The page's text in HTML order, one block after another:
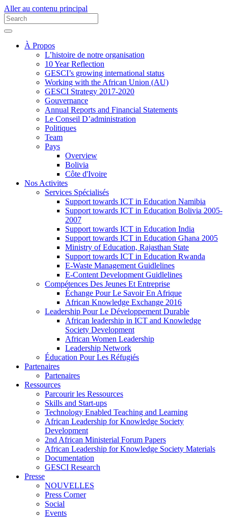
Aller au contenu principal
À Propos
L’histoire de notre organisation
10 Year Reflection
GESCI’s growing international status
Working with the African Union (AU)
GESCI Strategy 2017-2020
Gouvernance
Annual Reports and Financial Statements
Le Conseil D’administration
Politiques
Team
Pays
Overview
Bolivia
Côte d'Ivoire
Nos Activites
Services Spécialisés
Support towards ICT in Education Namibia
Support towards ICT in Education Bolivia 2005-
2007
Support towards ICT in Education India
Support towards ICT in Education Ghana 2005
Ministry of Education, Rajasthan State
Support towards ICT in Education Rwanda
E-Waste Management Guidlelines
E-Content Development Guidlelines
Compétences Des Jeunes Et Entreprise
Échange Pour Le Savoir En Afrique
African Knowledge Exchange 2016
Leadership Pour Le Développement Durable
African leadership in ICT and Knowledge
Society Development
African Women Leadership
Leadership Network
Éducation Pour Les Réfugiés
Partenaires
Partenaires
Ressources
Parcourir les Ressources
Skills and Start-ups
Technology Enabled Teaching and Learning
African Leadership for Knowledge Society
Development
2nd African Ministerial Forum Papers
African Leadership for Knowledge Society Materials
Documentation
GESCI Research
Presse
NOUVELLES
Press Corner
Social
Events